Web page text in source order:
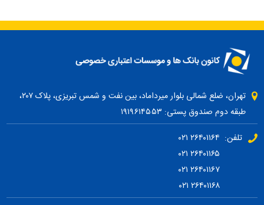
تهران، ضلع شمالی بلوار میرداماد، بین نفت و شمس تبریزی، پلاک ۲۰۷،
طبقه دوم صندوق پستی: ۱۹۱۹۶۱۴۵۵۳
تلفن: ۲۶۴۰۱۱۶۴ ۰۲۱
۲۶۴۰۱۱۶۷ ۰۲۱
۲۶۴۰۱۱۶۸ ۰۲۱